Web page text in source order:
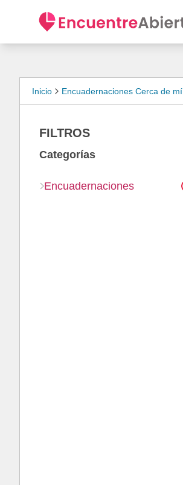
Inicio Encuadernaciones Cerca de mí
FILTROS
Categorías
Encuadernaciones